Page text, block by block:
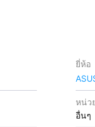
ยี่ห้อ
หน่ว
อื่นๆ